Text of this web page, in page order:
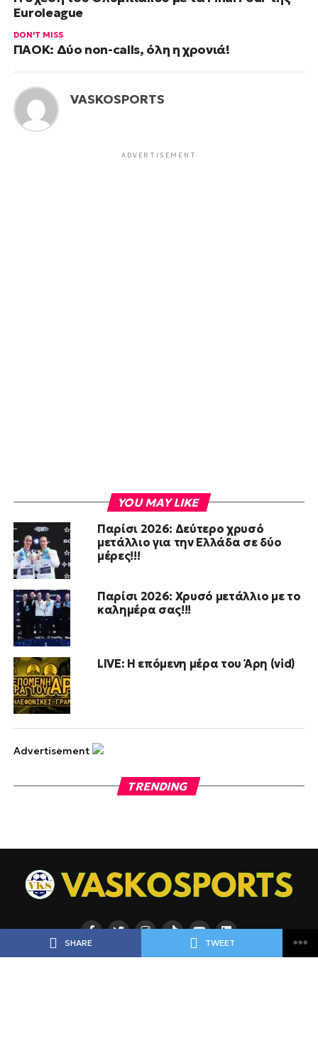
SHARE TWEET
Euroleague
DON'T MISS
ΠΑΟΚ: Δύο non-calls, όλη η χρονιά!
VASKOSPORTS
ADVERTISEMENT
YOU MAY LIKE
Παρίσι 2026: Δεύτερο χρυσό
μετάλλιο για την Ελλάδα σε δύο
μέρες!!!
Παρίσι 2026: Χρυσό μετάλλιο με το
καλημέρα σας!!!
LIVE: Η επόμενη μέρα του Άρη (vid)
Advertisement
TRENDING